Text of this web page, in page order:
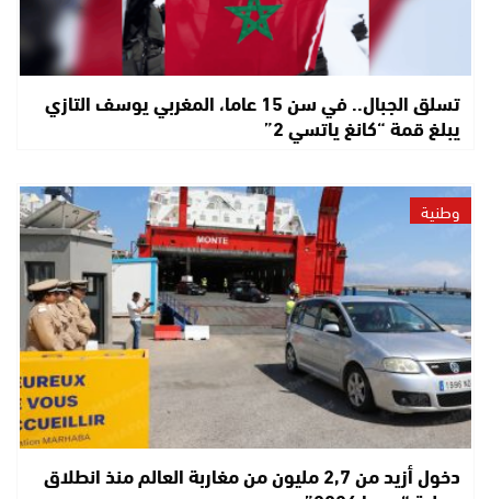
تسلق الجبال.. في سن 15 عاما، المغربي يوسف التازي
يبلغ قمة “كانغ ياتسي 2”
وطنية
دخول أزيد من 2,7 مليون من مغاربة العالم منذ انطلاق